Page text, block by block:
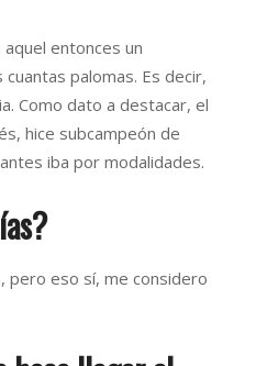
entonces un
palomas. Es decir,
Como dato a destacar, el
hice subcampeón de
iba por modalidades.
pero eso sí, me considero